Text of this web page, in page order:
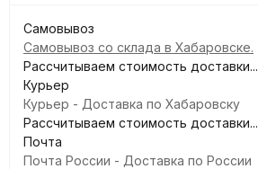
Самовывоз
Самовывоз со склада в Хабаровске.
Рассчитываем стоимость доставки...
Курьер
Курьер - Доставка по Хабаровску
Рассчитываем стоимость доставки...
Почта
Почта России - Доставка по России